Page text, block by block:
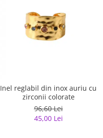
Inel reglabil din inox auriu cu
zirconii colorate
96,60 Lei
45,00 Lei